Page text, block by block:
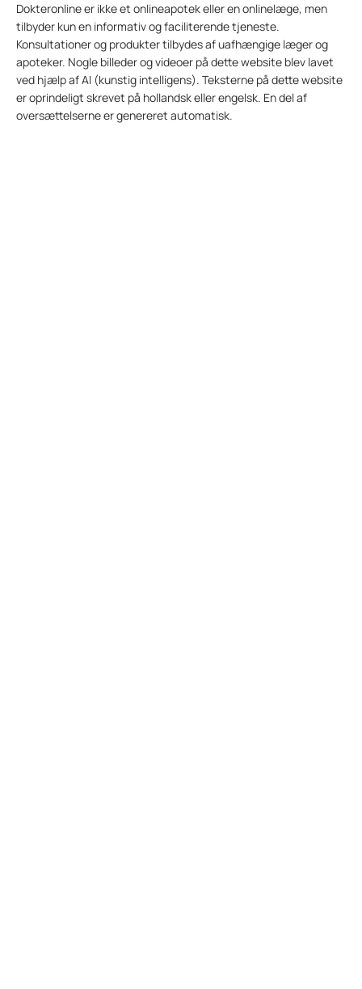
Dokteronline er ikke et onlineapotek eller en onlinelæge, men
tilbyder kun en informativ og faciliterende tjeneste.
Konsultationer og produkter tilbydes af uafhængige læger og
apoteker. Nogle billeder og videoer på dette website blev lavet
ved hjælp af AI (kunstig intelligens). Teksterne på dette website
er oprindeligt skrevet på hollandsk eller engelsk. En del af
oversættelserne er genereret automatisk.